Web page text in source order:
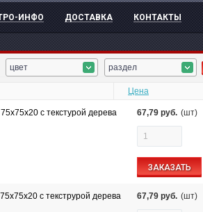
ИНФО ДОСТАВКА КОНТАКТЫ
цвет раздел
Цена
c текстурой дерева
67,79 руб. (шт)
ЗАКАЗАТЬ
c текструрой дерева
67,79 руб. (шт)